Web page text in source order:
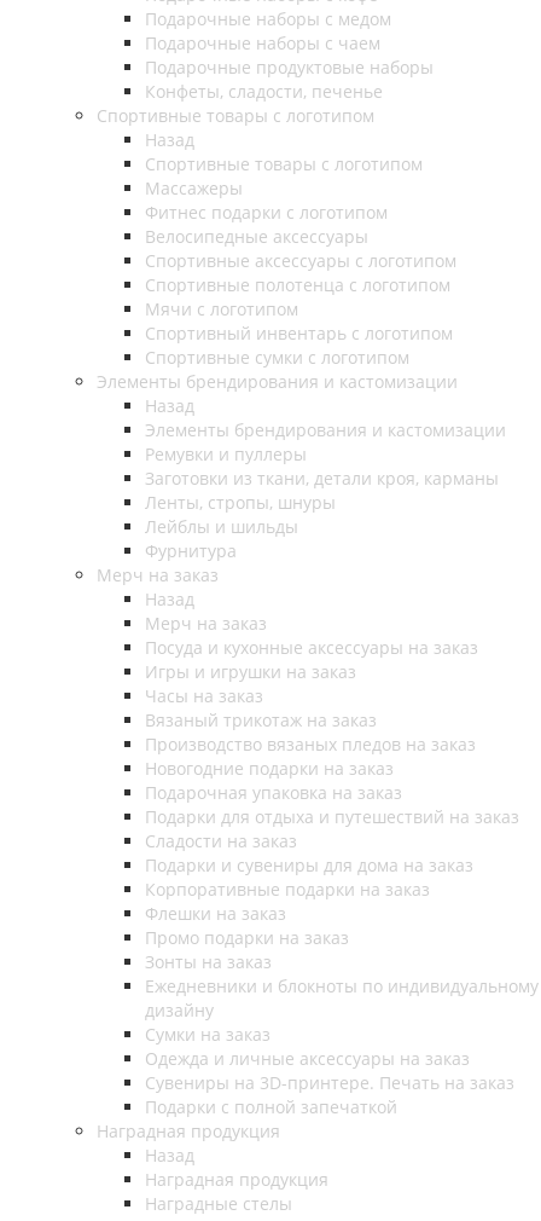
Подарочные наборы с медом
Подарочные наборы с чаем
Подарочные продуктовые наборы
Конфеты, сладости, печенье
Спортивные товары с логотипом
Назад
Спортивные товары с логотипом
Массажеры
Фитнес подарки с логотипом
Велосипедные аксессуары
Спортивные аксессуары с логотипом
Спортивные полотенца с логотипом
Мячи с логотипом
Спортивный инвентарь с логотипом
Спортивные сумки с логотипом
Элементы брендирования и кастомизации
Назад
Элементы брендирования и кастомизации
Ремувки и пуллеры
Заготовки из ткани, детали кроя, карманы
Ленты, стропы, шнуры
Лейблы и шильды
Фурнитура
Мерч на заказ
Назад
Мерч на заказ
Посуда и кухонные аксессуары на заказ
Игры и игрушки на заказ
Часы на заказ
Вязаный трикотаж на заказ
Производство вязаных пледов на заказ
Новогодние подарки на заказ
Подарочная упаковка на заказ
Подарки для отдыха и путешествий на заказ
Сладости на заказ
Подарки и сувениры для дома на заказ
Корпоративные подарки на заказ
Флешки на заказ
Промо подарки на заказ
Зонты на заказ
Ежедневники и блокноты по индивидуальному
дизайну
Сумки на заказ
Одежда и личные аксессуары на заказ
Сувениры на 3D-принтере. Печать на заказ
Подарки с полной запечаткой
Наградная продукция
Назад
Наградная продукция
Наградные стелы